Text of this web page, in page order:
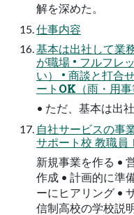
解を深めた。
仕事内容
基本は出社して業
が職場 • フルフレ
い） • 商談と打合
ートOK（⾬・⽤事
• ただ、基本は出
⾃社サービスの事
サポート校 教職員
新規事業を作る •
作成 • 計画的に準
ーにヒアリング •
信制⾼校の学校説